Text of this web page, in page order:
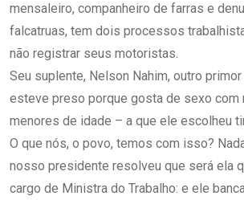
mensaleiro, companheiro de farras e
falcatruas, tem dois processos
não registrar seus motoristas.
Seu suplente, Nelson Nahim, outro
esteve preso porque gosta de sexo com
menores de idade – a que ele escolheu
O que nós, o povo, temos com isso?
nosso presidente resolveu que será ela
cargo de Ministra do Trabalho: e ele